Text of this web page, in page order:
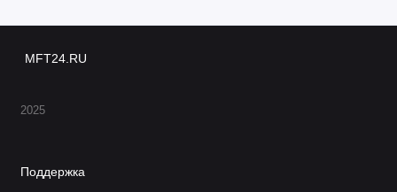
MFT24.RU
2025
Поддержка